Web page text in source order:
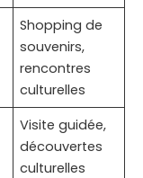
Shopping de
souvenirs,
rencontres
culturelles
Visite guidée,
découvertes
culturelles